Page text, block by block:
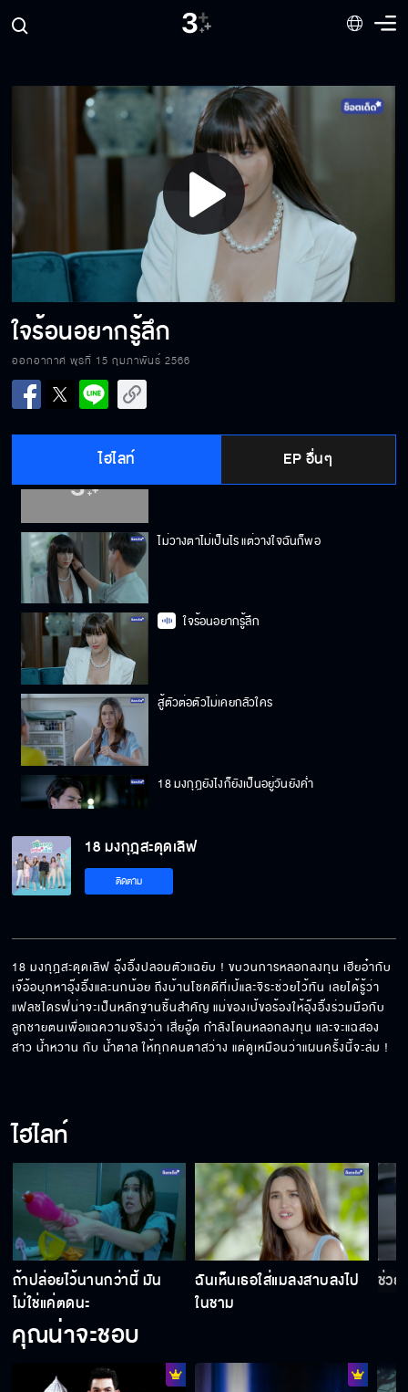
Play
Video
ใจร้อนอยากรู้ลึก
ออกอากาศ พุธที่ 15 กุมภาพันธ์ 2566
ไฮไลท์ EP อื่นๆ
ไม่มีอะไรมาขวางแม่ได้
ให้โอกาสมาเยอะแล้ว
สองน้ำโป๊ะแตก
หลักฐานคาตา ต้องตบสั่งสอน
ไม่วางตาไม่เป็นไร แต่วางใจฉันก็พอ
ใจร้อนอยากรู้ลึก
สู้ตัวต่อตัวไม่เคยกลัวใคร
18 มงกุฎยังไงก็ยังเป็นอยู่วันยังค่ำ
เดี๋ยวเขารู้ว่าเราเป็นห่วง
เดี๋ยวหนูน้ำตาลหนูน้ำหวานจะเข้าใจผิด
นี่ปากหรือก้อนหิน ทำไมมันแข็งจัง
ท่านฤาษีจอมลวงโลก
18 มงกุฎสะดุดเลิฟ
ติดตาม
18 มงกุฎสะดุดเลิฟ อุ๊งอิ๊งปลอมตัวแฉยับ ! ขบวนการหลอกลงทุน เฮียอ๋ากับ
เจ๊อ้อบุกหาอุ๊งอิ๊งและนกน้อย ถึงบ้านโชคดีที่เป้และจิระช่วยไว้ทัน เลยได้รู้ว่า
แฟลชไดรฟ์น่าจะเป็นหลักฐานชิ้นสำคัญ แม่ของเป้ขอร้องให้อุ๊งอิ๊งร่วมมือกับ
ลูกชายตนเพื่อแฉความจริงว่า เสี่ยอู๊ด กำลังโดนหลอกลงทุน และจะแฉสอง
สาว น้ำหวาน กับ น้ำตาล ให้ทุกคนตาสว่าง แต่ดูเหมือนว่าแผนครั้งนี้จะล่ม !
ไฮไลท์
ถ้าปล่อยไว้นานกว่านี้ มัน
ไม่ใช่แค่ตดนะ
ฉันเห็นเธอใส่แมลงสาบลงไป
ในชาม
ช่วย
คุณน่าจะชอบ